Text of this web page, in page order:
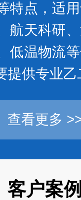
特点，适
航天科研
低温物流
提供专业
查看更多
客户案